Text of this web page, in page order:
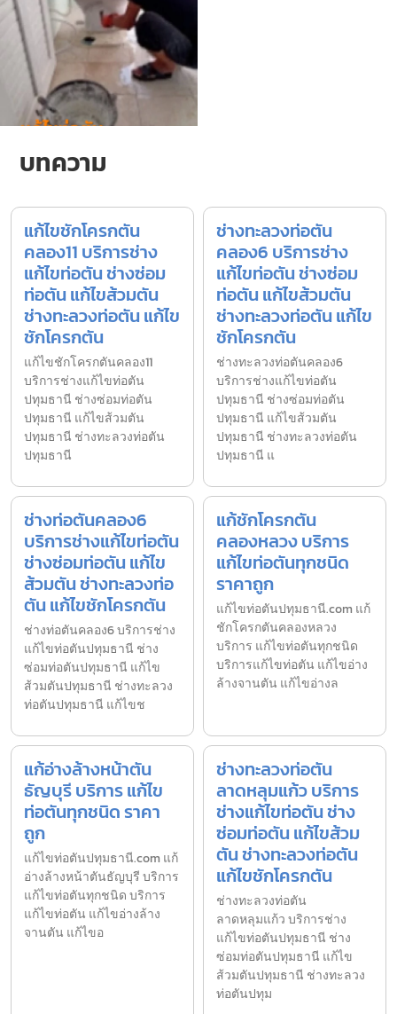
บทความ
แก้ไขชักโครกตัน
คลอง11 บริการช่าง
แก้ไขท่อตัน ช่างซ่อม
ท่อตัน แก้ไขส้วมตัน
ช่างทะลวงท่อตัน แก้ไข
ชักโครกตัน
แก้ไขชักโครกตันคลอง11
บริการช่างแก้ไขท่อตัน
ปทุมธานี ช่างซ่อมท่อตัน
ปทุมธานี แก้ไขส้วมตัน
ปทุมธานี ช่างทะลวงท่อตัน
ปทุมธานี
ช่างทะลวงท่อตัน
คลอง6 บริการช่าง
แก้ไขท่อตัน ช่างซ่อม
ท่อตัน แก้ไขส้วมตัน
ช่างทะลวงท่อตัน แก้ไข
ชักโครกตัน
ช่างทะลวงท่อตันคลอง6
บริการช่างแก้ไขท่อตัน
ปทุมธานี ช่างซ่อมท่อตัน
ปทุมธานี แก้ไขส้วมตัน
ปทุมธานี ช่างทะลวงท่อตัน
ปทุมธานี แ
ช่างท่อตันคลอง6
บริการช่างแก้ไขท่อตัน
ช่างซ่อมท่อตัน แก้ไข
ส้วมตัน ช่างทะลวงท่อ
ตัน แก้ไขชักโครกตัน
ช่างท่อตันคลอง6 บริการช่าง
แก้ไขท่อตันปทุมธานี ช่าง
ซ่อมท่อตันปทุมธานี แก้ไข
ส้วมตันปทุมธานี ช่างทะลวง
ท่อตันปทุมธานี แก้ไขช
แก้ชักโครกตัน
คลองหลวง บริการ
แก้ไขท่อตันทุกชนิด
ราคาถูก
แก้ไขท่อตันปทุมธานี.com แก้
ชักโครกตันคลองหลวง
บริการ แก้ไขท่อตันทุกชนิด
บริการแก้ไขท่อตัน แก้ไขอ่าง
ล้างจานตัน แก้ไขอ่างล
แก้อ่างล้างหน้าตัน
ธัญบุรี บริการ แก้ไข
ท่อตันทุกชนิด ราคา
ถูก
แก้ไขท่อตันปทุมธานี.com แก้
อ่างล้างหน้าตันธัญบุรี บริการ
แก้ไขท่อตันทุกชนิด บริการ
แก้ไขท่อตัน แก้ไขอ่างล้าง
จานตัน แก้ไขอ
ช่างทะลวงท่อตัน
ลาดหลุมแก้ว บริการ
ช่างแก้ไขท่อตัน ช่าง
ซ่อมท่อตัน แก้ไขส้วม
ตัน ช่างทะลวงท่อตัน
แก้ไขชักโครกตัน
ช่างทะลวงท่อตัน
ลาดหลุมแก้ว บริการช่าง
แก้ไขท่อตันปทุมธานี ช่าง
ซ่อมท่อตันปทุมธานี แก้ไข
ส้วมตันปทุมธานี ช่างทะลวง
ท่อตันปทุม